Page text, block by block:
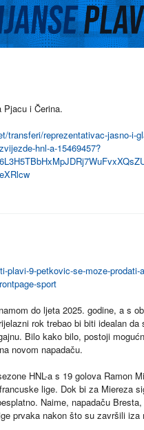
i Čerina.
transferi/reprezentativac-jasno-i-
hnl-a-15469457?
plavi-9-petkovic-se-moze-prodati-
sport
do ljeta 2025. godine, a s
rok trebao bi biti idealan
Bilo kako bilo, postoji
novom napadaču.
HNL-a s 19 golova Ramon
lige. Dok bi za Miereza
Naime, napadaču
prvaka nakon što su završili iza